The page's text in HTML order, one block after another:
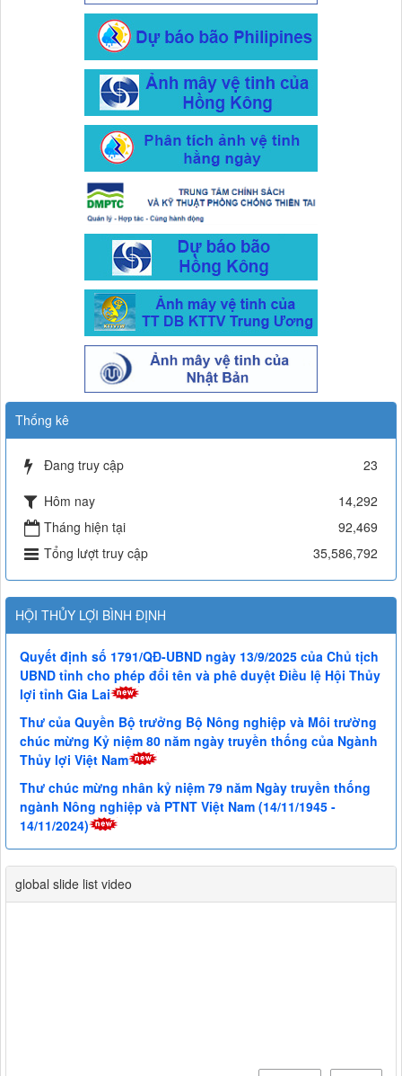
Thống kê
Đang truy cập
23
Hôm nay
14,292
Tháng hiện tại
92,469
Tổng lượt truy cập
35,586,792
HỘI THỦY LỢI BÌNH ĐỊNH
Quyết định số 1791/QĐ-UBND ngày 13/9/2025 của Chủ tịch
UBND tỉnh cho phép đổi tên và phê duyệt Điều lệ Hội Thủy
lợi tỉnh Gia Lai
Thư của Quyền Bộ trưởng Bộ Nông nghiệp và Môi trường
chúc mừng Kỷ niệm 80 năm ngày truyền thống của Ngành
Thủy lợi Việt Nam
Thư chúc mừng nhân kỷ niệm 79 năm Ngày truyền thống
ngành Nông nghiệp và PTNT Việt Nam (14/11/1945 -
14/11/2024)
global slide list video